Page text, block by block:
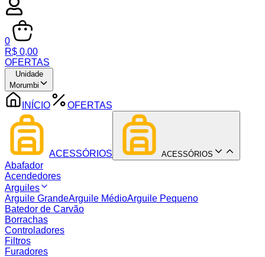
0
R$ 0,00
OFERTAS
Unidade
Morumbi
INÍCIO OFERTAS
ACESSÓRIOS ACESSÓRIOS
Abafador
Acendedores
Arguiles
Arguile GrandeArguile MédioArguile Pequeno
Batedor de Carvão
Borrachas
Controladores
Filtros
Furadores